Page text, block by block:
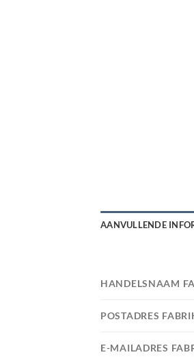
AANVULLENDE
HANDELSNAAM
POSTADRES
E-MAILADRES